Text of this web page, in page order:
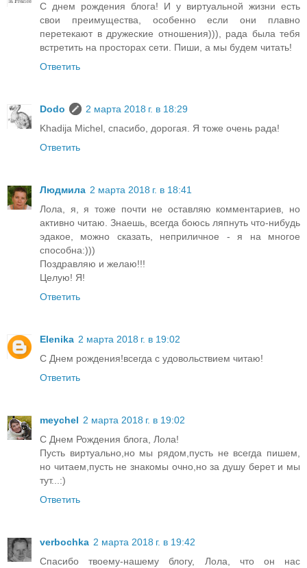
С днем рождения блога! И у виртуальной жизни есть
свои преимущества, особенно если они плавно
перетекают в дружеские отношения))), рада была тебя
встретить на просторах сети. Пиши, а мы будем читать!
Ответить
Dodo
2 марта 2018 г. в 18:29
Khadija Michel, спасибо, дорогая. Я тоже очень рада!
Ответить
Людмила 2 марта 2018 г. в 18:41
Лола, я, я тоже почти не оставляю комментариев, но
активно читаю. Знаешь, всегда боюсь ляпнуть что-нибудь
эдакое, можно сказать, неприличное - я на многое
способна:)))
Поздравляю и желаю!!!
Целую! Я!
Ответить
Elenika 2 марта 2018 г. в 19:02
С Днем рождения!всегда с удовольствием читаю!
Ответить
meychel 2 марта 2018 г. в 19:02
С Днем Рождения блога, Лола!
Пусть виртуально,но мы рядом,пусть не всегда пишем,
но читаем,пусть не знакомы очно,но за душу берет и мы
тут...:)
Ответить
verbochka 2 марта 2018 г. в 19:42
Спасибо твоему-нашему блогу, Лола, что он нас